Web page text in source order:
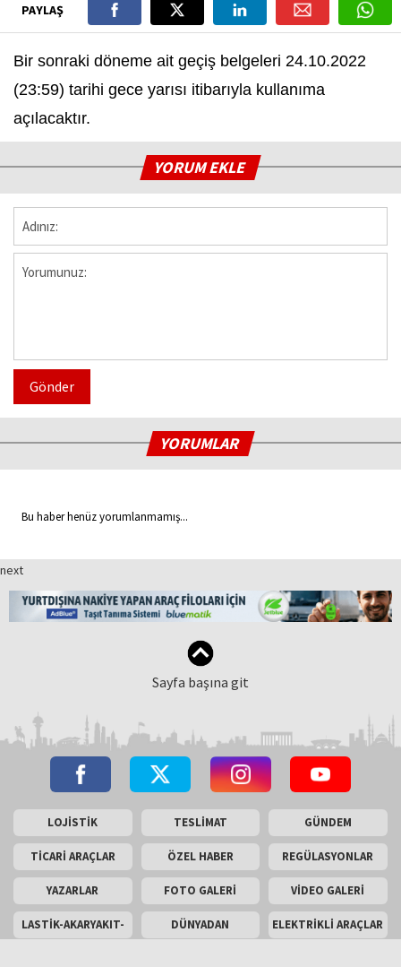
PAYLAŞ
Bir sonraki döneme ait geçiş belgeleri 24.10.2022
(23:59) tarihi gece yarısı itibarıyla kullanıma
açılacaktır.
YORUM EKLE
Gönder
YORUMLAR
Bu haber henüz yorumlanmamış...
next
Sayfa başına git
LOJİSTİK TESLİMAT GÜNDEM
TİCARİ ARAÇLAR ÖZEL HABER REGÜLASYONLAR
YAZARLAR FOTO GALERİ VİDEO GALERİ
LASTİK-AKARYAKIT-
DÜNYADAN ELEKTRİKLİ ARAÇLAR